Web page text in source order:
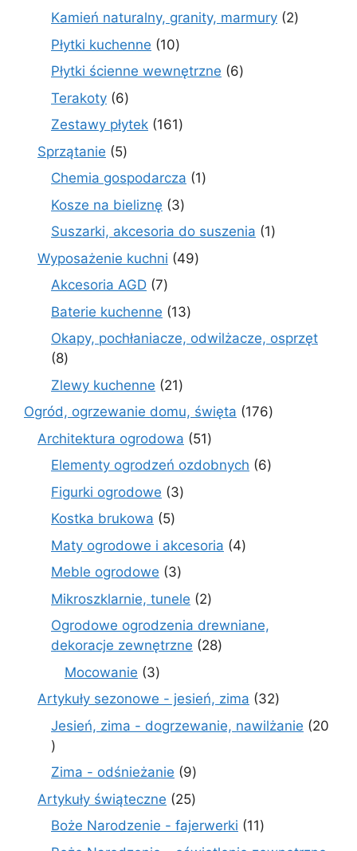
produktów
Kamień naturalny, granity, marmury 22
Płytki kuchenne 1010
produktów
Płytki ścienne wewnętrzne 66
Terakoty 66
produktów
Zestawy płytek 161161
Sprzątanie 55
produktów
Chemia gospodarcza 11
Kosze na bieliznę 33
produkty
Suszarki, akcesoria do suszenia 11
Wyposażenie kuchni 4949
Akcesoria AGD 77
produktów
Baterie kuchenne 1313
produktów
Okapy, pochłaniacze, odwilżacze, osprzęt
88
produktów
Zlewy kuchenne 2121
produktów
Ogród, ogrzewanie domu, święta 176176
Architektura ogrodowa 5151
produktów
Elementy ogrodzeń ozdobnych 66
Figurki ogrodowe 33
Kostka brukowa 55
produktów
Maty ogrodowe i akcesoria 44
Meble ogrodowe 33
produkty
Mikroszklarnie, tunele 22
produkty
Ogrodowe ogrodzenia drewniane,
dekoracje zewnętrzne
2828
Mocowanie 33
produkty
Artykuły sezonowe - jesień, zima 3232
produkty
Jesień, zima - dogrzewanie, nawilżanie
20
20
produktów
Zima - odśnieżanie 99
produktów
Artykuły świąteczne 2525
produktów
Boże Narodzenie - fajerwerki 1111
produktów